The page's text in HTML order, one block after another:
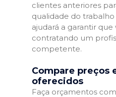
clientes anteriores
qualidade do
ajudará a garantir que
contratando um
competente.
Compare preços
oferecidos
Faça orçamentos